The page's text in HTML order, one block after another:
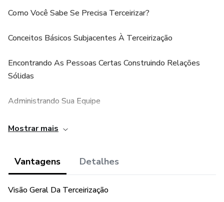
Como Você Sabe Se Precisa Terceirizar?
Conceitos Básicos Subjacentes À Terceirização
Encontrando As Pessoas Certas Construindo Relações
Sólidas
Administrando Sua Equipe
Resumo Do Capítulo
Seus Objetivos de Terceirização
Mostrar mais
Vantagens Detalhes
Visão Geral Da Terceirização